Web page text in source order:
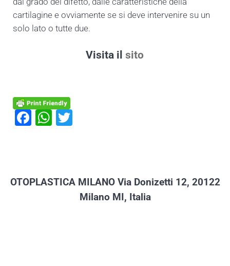
dal grado del difetto, dalle caratteristiche della
cartilagine e ovviamente se si deve intervenire su un
solo lato o tutte due.
Visita ilsito
F
b
W
A
T
OTOPLASTICA MILANOVia Donizetti 12, 20122
Milano MI, Italia